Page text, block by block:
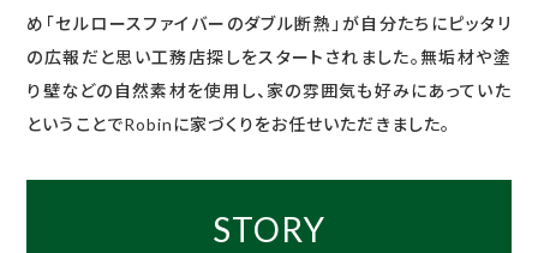
め「セルロースファイバーのダブル断熱」が自分たちにピッタリ
の広報だと思い工務店探しをスタートされました。無垢材や塗
り壁などの自然素材を使用し、家の雰囲気も好みにあっていた
ということでRobinに家づくりをお任せいただきました。
STORY